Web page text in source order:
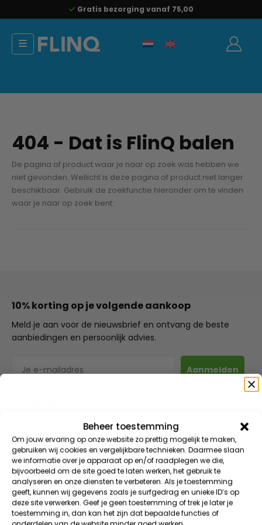
Beheer toestemming
Om jouw ervaring op onze website zo prettig mogelijk te maken,
gebruiken wij cookies en vergelijkbare technieken. Daarmee slaan
we informatie over je apparaat op en/of raadplegen we die,
bijvoorbeeld om de site goed te laten werken, het gebruik te
analyseren en onze diensten te verbeteren. Als je toestemming
geeft, kunnen wij gegevens zoals je surfgedrag en unieke ID’s op
deze site verwerken. Geef je geen toestemming of trek je later je
toestemming in, dan kan het zijn dat bepaalde functies of
Gratis bezorging vanaf 75,00
404 - Dat is FlinQ balen
De pagina of product waar je naar op zoek was hebben we
niet gevonden. Wellicht is deze pagina of product niet langer
beschikbaar. Gebruik de zoekfunctie hieronder om te vinden
waar je naar op zoek bent:
10% korting op je volgende aankoop
Meld je aan voor de nieuwsbrief en ontvang de beste
aanbiedingen en persoonlijk advies.
Aanmelden
Volg FlinQ op de bekende social media kanalen. Wij
hebben Instagram & Facebook.
Veilig direct betalen of achteraf betalen
Bij FlinQ kun je veilig betalen via je eigen bank met iDeal.
Speciaal voor jou
Meld je aan voor onze nieuwsbrief en ontvang direct
10% kortingop je eerste bestelling
VIP KORTINGEN | EXCLUSIEVE TOEGANG | NIEUWE PRODUCTEN
E-mailadres